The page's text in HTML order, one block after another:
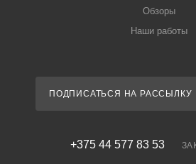
Обзоры
Наши работы
ПОДПИСАТЬСЯ НА РАССЫЛКУ
+375 44 577 83 53